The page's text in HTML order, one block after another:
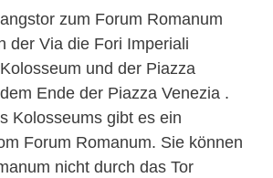
zum Forum Romanum
der Via die Fori Imperiali
und der Piazza
Ende der Piazza Venezia .
Kolosseums gibt es ein
Forum Romanum. Sie können
nicht durch das Tor